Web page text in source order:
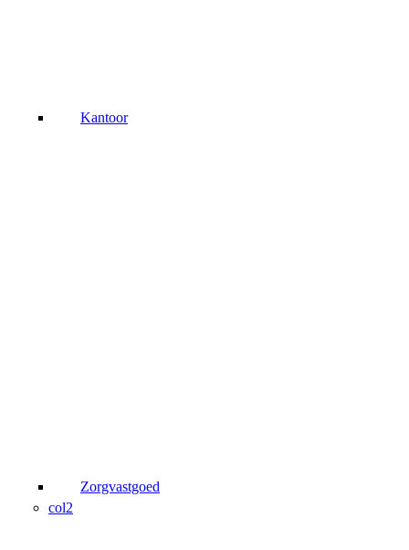
Kantoor
Zorgvastgoed
col2